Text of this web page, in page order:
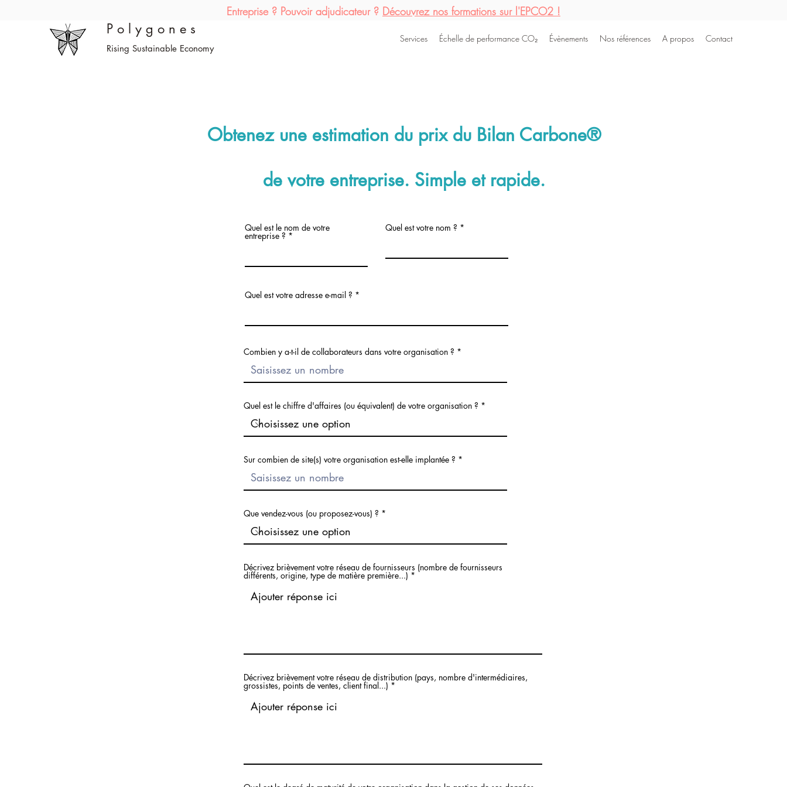
Entreprise ? Pouvoir adjudicateur? Découvreznos formations sur l'EPCO2 !
P o l y g o n e s
Rising Sustainable Economy
Services Échelle de performance CO₂ Évènements Nos références A propos Contact
Obtenez une estimation du prix du Bilan Carbone®
de votre entreprise. Simple et rapide.
Quel est le nom de votre
entreprise ?
Quel est votre nom ?
Quel est votre adresse e-mail ?
Combien y a-t-il de collaborateurs dans votre organisation ?
Quel est le chiffre d'affaires (ou équivalent) de votre organisation ?
Sur combien de site(s) votre organisation est-elle implantée ?
Que vendez-vous (ou proposez-vous) ?
Décrivez brièvement votre réseau de fournisseurs (nombre de fournisseurs
différents, origine, type de matière première...)
Décrivez brièvement votre réseau de distribution (pays, nombre d'intermédiaires,
grossistes, points de ventes, client final...)